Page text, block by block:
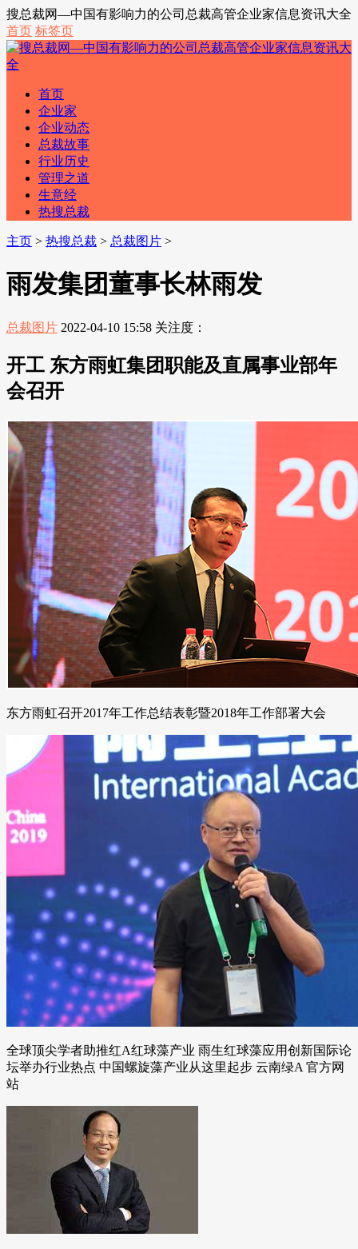
搜总裁网—中国有影响力的公司总裁高管企业家信息资讯大全
首页 标签页
首页
企业家
企业动态
总裁故事
行业历史
管理之道
生意经
热搜总裁
主页 > 热搜总裁 > 总裁图片 >
雨发集团董事长林雨发
总裁图片 2022-04-10 15:58 关注度：
开工 东方雨虹集团职能及直属事业部年
会召开
东方雨虹召开2017年工作总结表彰暨2018年工作部署大会
全球顶尖学者助推红A红球藻产业 雨生红球藻应用创新国际论
坛举办行业热点 中国螺旋藻产业从这里起步 云南绿A 官方网
站